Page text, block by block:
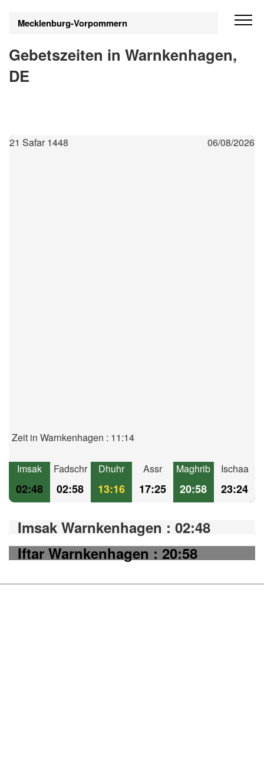
Mecklenburg-Vorpommern
Gebetszeiten in Warnkenhagen,
DE
21 Safar 1448 06/08/2026
Zeit in Warnkenhagen : 11:14
Imsak
02:48
Fadschr
02:58
Dhuhr
13:16
Assr
17:25
Maghrib
20:58
Ischaa
23:24
Imsak Warnkenhagen : 02:48
Iftar Warnkenhagen : 20:58